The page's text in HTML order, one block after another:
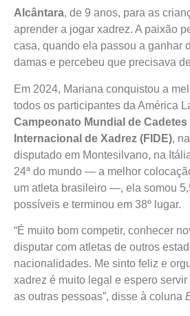
Alcântara, de 9 anos, para as
aprender a jogar xadrez. A paixão
casa, quando ela passou a ganhar
damas e percebeu que precisava
Em 2024, Mariana conquistou a
todos os participantes da América
Campeonato Mundial de Cadetes
Internacional de Xadrez (FIDE),
disputado em Montesilvano, na
24ª do mundo — a melhor
um atleta brasileiro —, ela somou
possíveis e terminou em 38º lugar.
“É muito bom competir, conhecer
disputar com atletas de outros
nacionalidades. Me sinto feliz e
xadrez é muito legal e espero
as outras pessoas”, disse à coluna